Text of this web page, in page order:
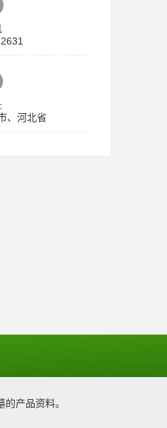
、河北省
的产品资料。